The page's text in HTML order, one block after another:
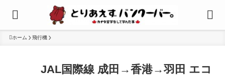
ホーム 飛行機
JAL国際線 成田→香港→羽田 エコ